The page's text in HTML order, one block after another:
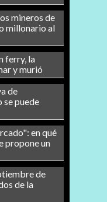
mineros de
millonario al
ferry, la
y murió
de
se puede
en qué
propone un
de
de la